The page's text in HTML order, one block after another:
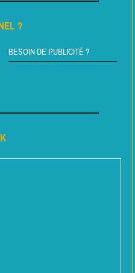
?
BESOIN DE PUBLICITÉ ?